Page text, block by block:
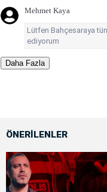
Mehmet Kaya
Lütfen Bahçesaraya
ediyorum
Daha Fazla
ÖNERİLENLER